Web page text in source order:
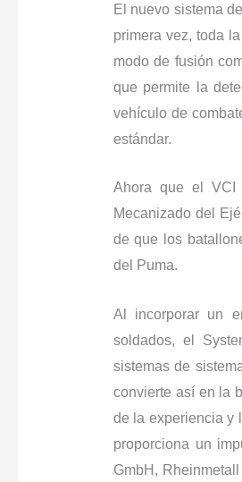
El nuevo sistema
primera vez, toda
modo de fusión
que permite la
vehículo de
estándar.
Ahora que el VCI
Mecanizado del
de que los
del Puma.
Al incorporar un
soldados, el
sistemas de
convierte así en la
de la experiencia y
proporciona un
GmbH,